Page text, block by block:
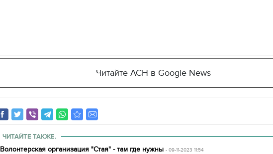
Читайте АСН в Google News
ЧИТАЙТЕ ТАКЖЕ.
Волонтерская организация "Стая" - там где нужны - 09-11-2023 11:54